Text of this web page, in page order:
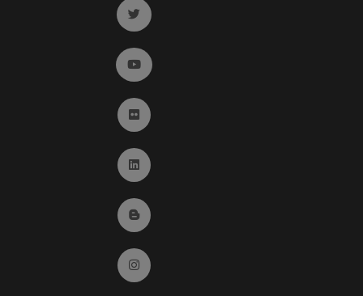
Ir a twitter (abre en ventana nueva)
Ir a YouTube (abre en ventana nueva)
Ir a Flickr (abre en ventana nueva)
Ir a Linkedin (abre en ventana nueva)
Ir al Blog (abre en ventana nueva)
Ir a Instagram (abre en ventana nueva)